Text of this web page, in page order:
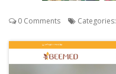
0 Comments Categories: